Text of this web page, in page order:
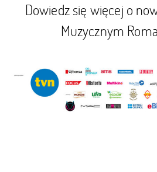
Dowiedz się więcej o
Muzycznym